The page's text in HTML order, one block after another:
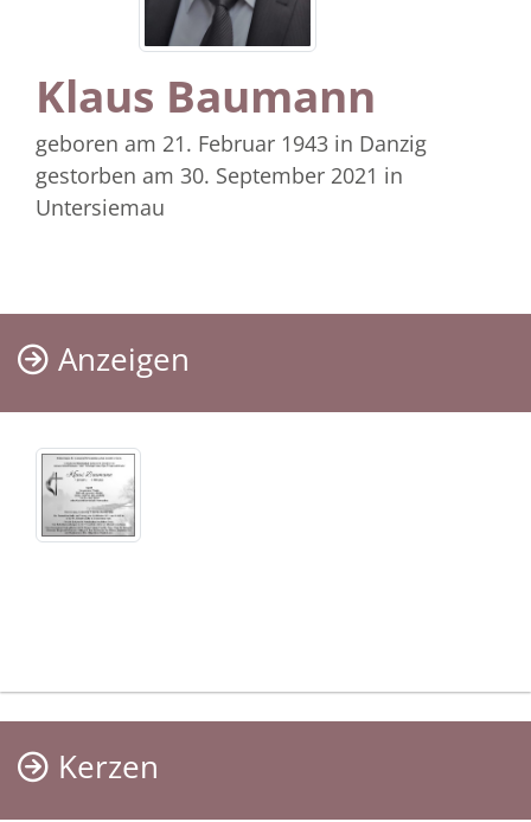
Klaus Baumann
geboren am 21. Februar 1943 in Danzig
gestorben am 30. September 2021 in
Untersiemau
Anzeigen
Kerzen